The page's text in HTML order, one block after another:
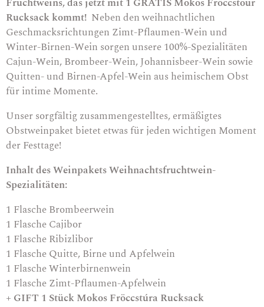
Rucksack kommt! Neben den weihnachtlichen
Geschmacksrichtungen Zimt-Pflaumen-Wein und
Winter-Birnen-Wein sorgen unsere 100%-Spezialitäten
Cajun-Wein, Brombeer-Wein, Johannisbeer-Wein sowie
Quitten- und Birnen-Apfel-Wein aus heimischem Obst
für intime Momente.
Unser sorgfältig zusammengestelltes, ermäßigtes
Obstweinpaket bietet etwas für jeden wichtigen Moment
der Festtage!
Inhalt des Weinpakets Weihnachtsfruchtwein-
Spezialitäten:
1 FlascheBrombeerwein
1 FlascheCajibor
1 FlascheRibizlibor
1 FlascheQuitte, Birne und Apfelwein
1 Flasche Winterbirnenwein
1 FlascheZimt-Pflaumen-Apfelwein
+ GIFT 1 Stück Mokos Fröccstúra Rucksack